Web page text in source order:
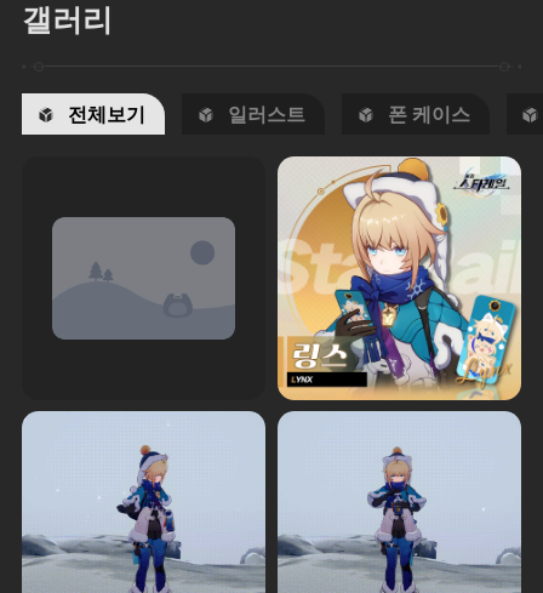
갤러리
전체보기 일러스트 폰 케이스